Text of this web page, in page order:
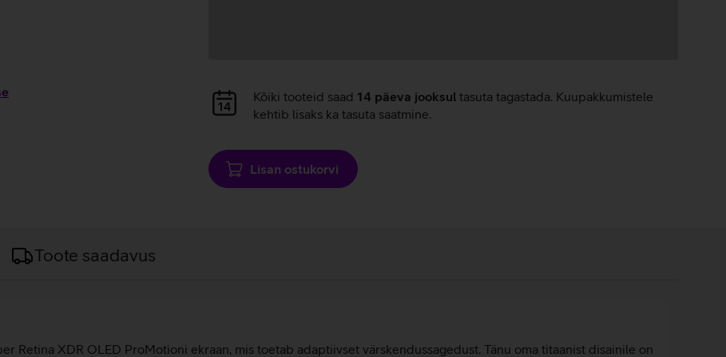
Andmete
laadimine
Kõiki tooteid saad 14 päeva jooksul tasuta tagastada. Kuupakkumistele
kehtib lisaks ka tasuta saatmine.
Lisan ostukorvi
Toote saadavus
Retina XDR OLED ProMotioni ekraan, mis toetab adaptiivset värskendussagedust. Tänu oma titaanist disainile on